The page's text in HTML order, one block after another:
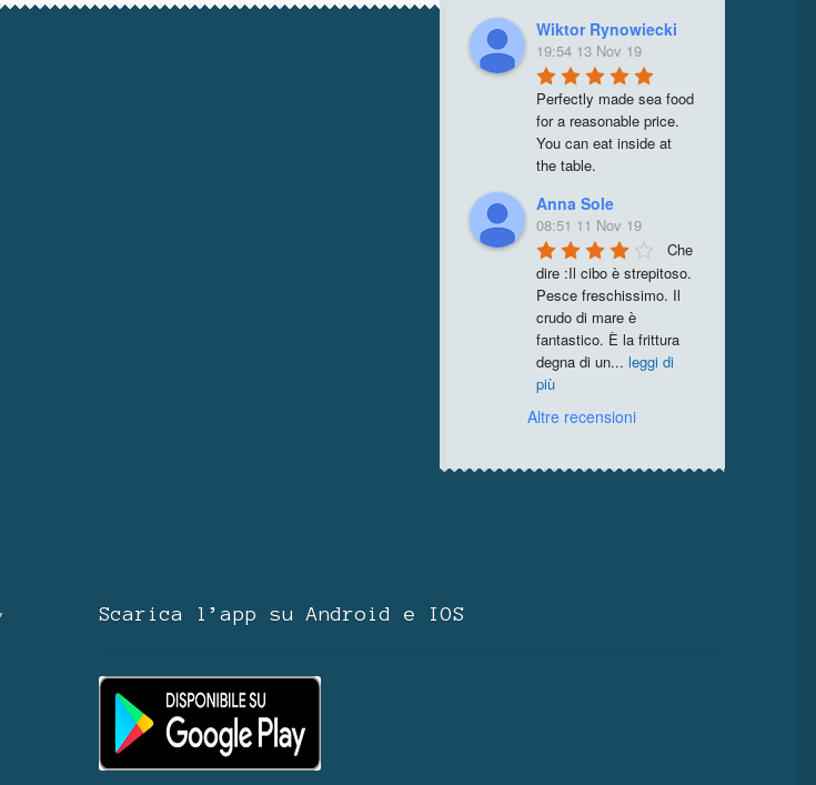
Wiktor Rynowiecki
19:54 13 Nov 19
Perfectly made sea food
for a reasonable price.
You can eat inside at
the table.
Anna Sole
08:51 11 Nov 19
Che
dire :Il cibo è strepitoso.
Pesce freschissimo. Il
crudo di mare è
fantastico. È la frittura
degna di un... leggi di
più
Altre recensioni
Scarica l’app su Android e IOS